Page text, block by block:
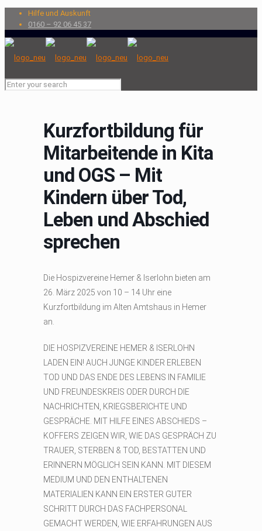
Hilfe und Auskunft
0160 – 92 06 45 37
Kurzfortbildung für
Mitarbeitende in Kita
und OGS – Mit
Kindern über Tod,
Leben und Abschied
sprechen
Die Hospizvereine Hemer & Iserlohn bieten am
26. März 2025 von 10 – 14 Uhr eine
Kurzfortbildung im Alten Amtshaus in Hemer
an.
DIE HOSPIZVEREINE HEMER & ISERLOHN
LADEN EIN! AUCH JUNGE KINDER ERLEBEN
TOD UND DAS ENDE DES LEBENS IN FAMILIE
UND FREUNDESKREIS ODER DURCH DIE
NACHRICHTEN, KRIEGSBERICHTE UND
GESPRÄCHE. MIT HILFE EINES ABSCHIEDS –
KOFFERS ZEIGEN WIR, WIE DAS GESPRÄCH ZU
TRAUER, STERBEN & TOD, BESTATTEN UND
ERINNERN MÖGLICH SEIN KANN. MIT DIESEM
MEDIUM UND DEN ENTHALTENEN
MATERIALIEN KANN EIN ERSTER GUTER
SCHRITT DURCH DAS FACHPERSONAL
GEMACHT WERDEN, WIE ERFAHRUNGEN AUS